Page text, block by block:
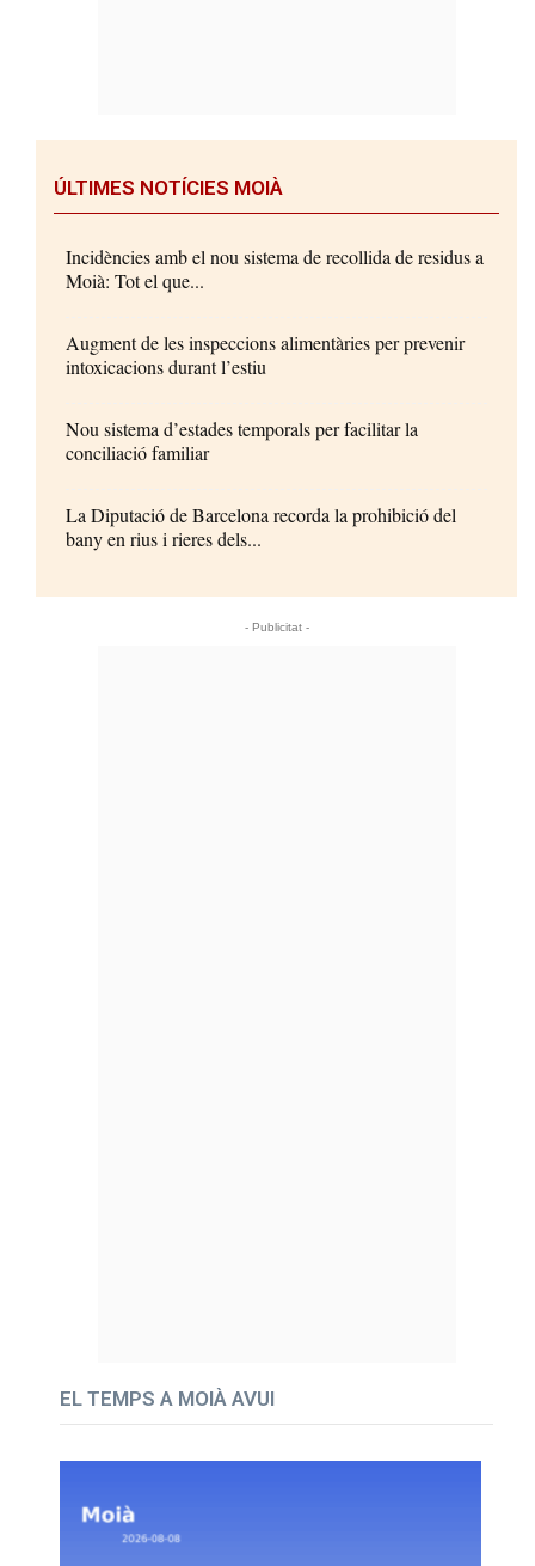
ÚLTIMES NOTÍCIES MOIÀ
Incidències amb el nou sistema de recollida de residus a
Moià: Tot el que...
Augment de les inspeccions alimentàries per prevenir
intoxicacions durant l’estiu
Nou sistema d’estades temporals per facilitar la
conciliació familiar
La Diputació de Barcelona recorda la prohibició del
bany en rius i rieres dels...
- Publicitat -
EL TEMPS A MOIÀ AVUI